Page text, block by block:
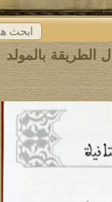
ابحث
عن:
الطريقة بالمولد